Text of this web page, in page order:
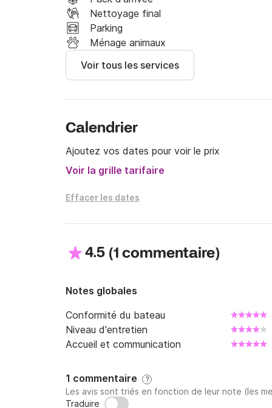
Nettoyage final
Parking
Ménage animaux
Voir tous les services
Calendrier
Ajoutez vos dates pour voir le prix
Voir la grille tarifaire
Effacer les dates
4.5 (1 commentaire)
Notes globales
Conformité du bateau
Niveau d'entretien
Accueil et communication
1 commentaire ?
Les avis sont triés en fonction de leur note (les
Traduire